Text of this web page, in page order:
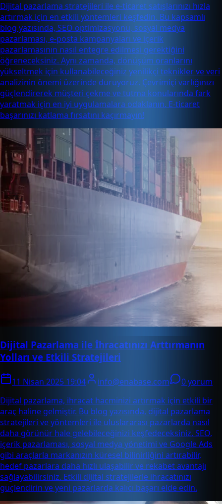
Dijital pazarlama stratejileri ile e-ticaret satışlarınızı hızla
artırmak için en etkili yöntemleri keşfedin. Bu kapsamlı
blog yazısında, SEO optimizasyonu, sosyal medya
pazarlaması, e-posta kampanyaları ve içerik
pazarlamasının nasıl entegre edilmesi gerektiğini
öğreneceksiniz. Aynı zamanda, dönüşüm oranlarını
yükseltmek için kullanabileceğiniz yenilikçi teknikler ve veri
analizinin önemi üzerinde duruyoruz. Çevrimiçi varlığınızı
güçlendirerek müşteri çekme ve tutma konularında fark
yaratmak için en iyi uygulamalara odaklanın. E-ticaret
başarınızı katlama fırsatını kaçırmayın!
Dijital Pazarlama ile İhracatınızı Arttırmanın
Yolları ve Etkili Stratejileri
11 Nisan 2025 19:04 info@enabase.com
0 yorum
Dijital pazarlama, ihracat hacminizi artırmak için etkili bir
araç haline gelmiştir. Bu blog yazısında, dijital pazarlama
stratejileri ve yöntemleri ile uluslararası pazarlarda nasıl
daha görünür hale gelebileceğinizi keşfedeceksiniz. SEO,
içerik pazarlaması, sosyal medya yönetimi ve Google Ads
gibi araçlarla markanızın küresel bilinirliğini artırabilir,
hedef pazarlara daha hızlı ulaşabilir ve rekabet avantajı
sağlayabilirsiniz. Etkili dijital stratejilerle ihracatınızı
güçlendirin ve yeni pazarlarda kalıcı başarı elde edin.